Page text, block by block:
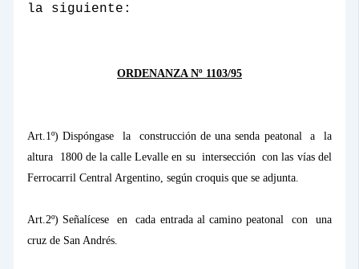
la siguiente:
ORDENANZA Nº 1103/95
Art.1º) Dispóngase la construcción de una senda peatonal a
la
altura
1800 de la calle Levalle en su intersección
con las vías del
Ferrocarril Central Argentino, según croquis que se adjunta.
Art.2º) Señalícese en cada entrada al camino peatonal con
una
cruz de San Andrés.